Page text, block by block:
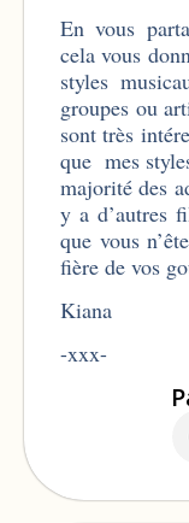
En vous
cela vous
styles
groupes ou
sont très
que mes
majorité des
y a d’autres
que vous
fière de vos
Kiana
-xxx-